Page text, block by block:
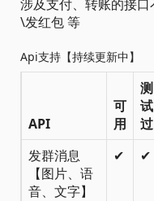
涉及支付、转账的接
\发红包 等
Api支持【持续更新中】
API
可
用
测
试
过
发群消息
【图片、语
音、文字】
✔ ✔